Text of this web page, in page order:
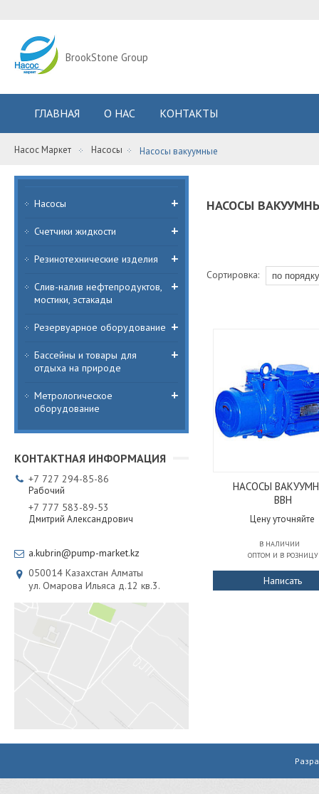
BrookStone Group
ГЛАВНАЯ О НАС КОНТАКТЫ
Насос Маркет Насосы Насосы вакуумные
НАСОСЫ
Сортировка:
НАСОСЫ
ВВН
Цену уточняйте
В НАЛИЧИИ
ОПТОМ И В РОЗНИЦУ
Написать
Насосы
Счетчики жидкости
Резинотехнические изделия
Слив-налив нефтепродуктов,
мостики, эстакады
Резервуарное оборудование
Бассейны и товары для
отдыха на природе
Метрологическое
оборудование
+7 727 294-85-86
Рабочий
+7 777 583-89-53
Дмитрий Александрович
a.kubrin@pump-market.kz
050014 Казахстан Алматы
ул. Омарова Ильяса д.12 кв.3.